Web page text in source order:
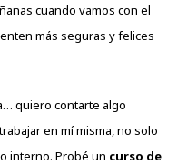
cuando vamos con el
más seguras y felices
quiero contarte algo
en mí misma, no solo
interno. Probé un curso de